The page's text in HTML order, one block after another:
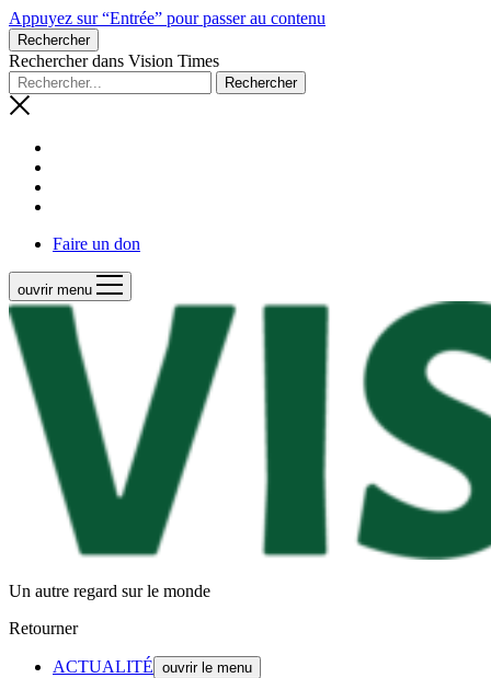
Appuyez sur “Entrée” pour passer au contenu
Rechercher
Rechercher dans Vision Times
Faire un don
ouvrir menu
Un autre regard sur le monde
Retourner
ACTUALITÉ ouvrir le menu